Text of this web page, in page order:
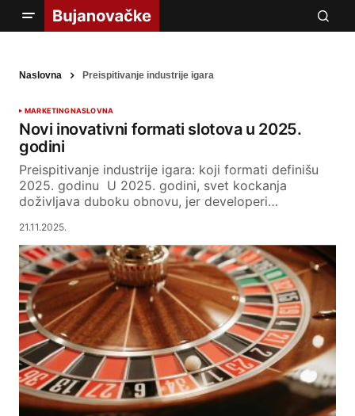
Naslovna Preispitivanje industrije igara
MARKETINGNASLOVNA
Novi inovativni formati slotova u 2025.
godini
Preispitivanje industrije igara: koji formati definišu
2025. godinu U 2025. godini, svet kockanja
doživljava duboku obnovu, jer developeri…
21.11.2025.